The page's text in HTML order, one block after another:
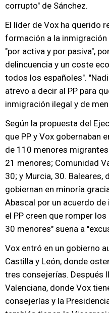
corrupto" de Sánchez.
El líder de Vox ha querido
formación a la inmigración
"por activa y por pasiva",
delincuencia y un coste
todos los españoles".
atrevo a decir al PP para
inmigración ilegal y de
Según la propuesta del
que PP y Vox gobernaban
de 110 menores
21 menores; Comunidad
30; y Murcia, 30. Baleares,
gobiernan en minoría
Abascal por un acuerdo
el PP creen que romper
30 menores" suena a
Vox entró en un gobierno
Castilla y León, donde
tres consejerías. Después
Valenciana, donde Vox
consejerías y la